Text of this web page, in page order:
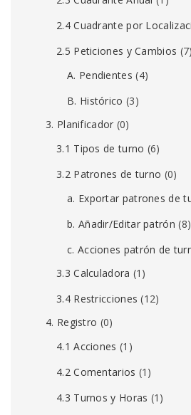
2.4 Cuadrante por
2.5 Peticiones y Cambios (7)
A. Pendientes (4)
B. Histórico (3)
3. Planificador (0)
3.1 Tipos de turno (6)
3.2 Patrones de turno (0)
a. Exportar patrones de
b. Añadir/Editar patrón (8)
c. Acciones patrón de
3.3 Calculadora (1)
3.4 Restricciones (12)
4. Registro (0)
4.1 Acciones (1)
4.2 Comentarios (1)
4.3 Turnos y Horas (1)